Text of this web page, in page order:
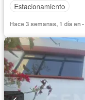
Estacionamiento
Hace 3 semanas, 1 día en